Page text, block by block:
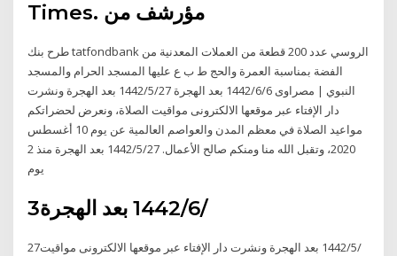
طرح بنك tatfondbank الروسي عدد 200 قطعة من العملات المعدنية من
الفضة بمناسبة العمرة والحج ط ب ع عليها المسجد الحرام والمسجد
النبوي | مصراوى 6‏‏/6‏‏/1442 بعد الهجرة 27‏‏/5‏‏/1442 بعد الهجرة ونشرت
دار الإفتاء عبر موقعها الالكترونى مواقيت الصلاة، ونعرض لحضراتكم
مواعيد الصلاة في معظم المدن والعواصم العالمية عن يوم 10 أغسطس
2020، وتقبل الله منا ومنكم صالح الأعمال. 27‏‏/5‏‏/1442 بعد الهجرة منذ 2
يوم
3‏‏/6‏‏/1442 بعد الهجرة
27‏‏/5‏‏/1442 بعد الهجرة ونشرت دار الإفتاء عبر موقعها الالكترونى مواقيت